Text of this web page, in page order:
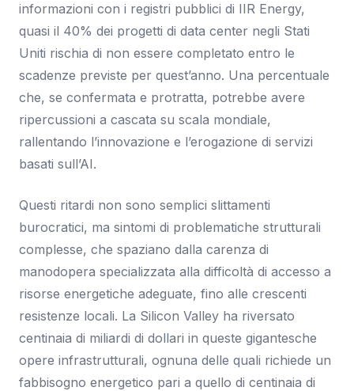
informazioni con i registri pubblici di IIR Energy,
quasi il 40% dei progetti di data center negli Stati
Uniti rischia di non essere completato entro le
scadenze previste per quest’anno. Una percentuale
che, se confermata e protratta, potrebbe avere
ripercussioni a cascata su scala mondiale,
rallentando l’innovazione e l’erogazione di servizi
basati sull’AI.
Questi ritardi non sono semplici slittamenti
burocratici, ma sintomi di problematiche strutturali
complesse, che spaziano dalla carenza di
manodopera specializzata alla difficoltà di accesso a
risorse energetiche adeguate, fino alle crescenti
resistenze locali. La Silicon Valley ha riversato
centinaia di miliardi di dollari in queste gigantesche
opere infrastrutturali, ognuna delle quali richiede un
fabbisogno energetico pari a quello di centinaia di